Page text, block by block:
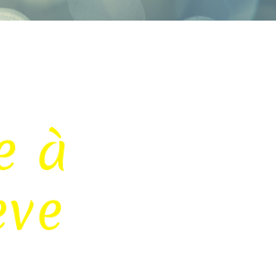
à